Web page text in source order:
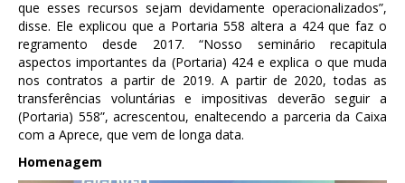
que esses recursos sejam devidamente operacionalizados”,
disse. Ele explicou que a Portaria 558 altera a 424 que faz o
regramento desde 2017. “Nosso seminário recapitula
aspectos importantes da (Portaria) 424 e explica o que muda
nos contratos a partir de 2019. A partir de 2020, todas as
transferências voluntárias e impositivas deverão seguir a
(Portaria) 558”, acrescentou, enaltecendo a parceria da Caixa
com a Aprece, que vem de longa data.
Homenagem